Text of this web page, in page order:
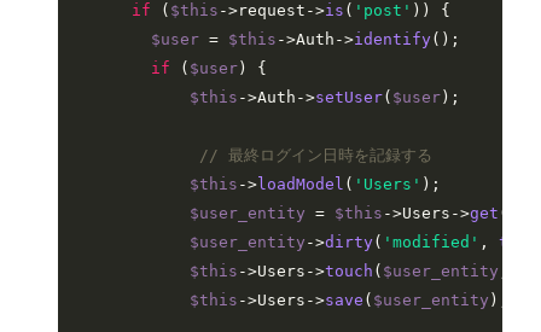
if ( $this ->request->is ( 'post' )) {
$user = $this ->Auth->identify();
if ( $user ) {
$this ->Auth->setUser( $user );
// 最終ログイン日時を記録する
$this ->loadModel ( 'Users' );
$user_entity = $this ->Users->get (
$user_entity ->dirty( 'modified' , true
$this ->Users->touch ( $user_entity
$this ->Users->save ( $user_entity );